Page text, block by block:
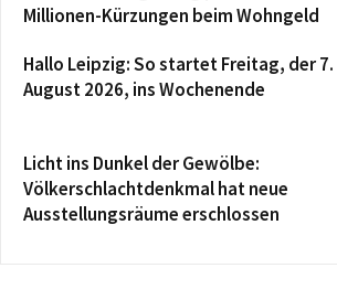
Millionen-Kürzungen beim Wohngeld
Hallo Leipzig: So startet Freitag, der 7.
August 2026, ins Wochenende
Licht ins Dunkel der Gewölbe:
Völkerschlachtdenkmal hat neue
Ausstellungsräume erschlossen